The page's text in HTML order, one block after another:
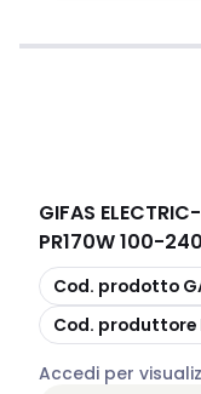
GIFAS ELECTRIC-
PR170W 100-
copia
Cod. prodotto
copia
Cod. produttore
Accedi per